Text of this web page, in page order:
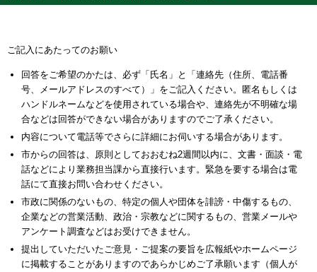
ご記入にあたってのお願い
回答をご希望のかたは、必ず「氏名」と「連絡先（住所、電話番
号、メールアドレスのすべて）」をご記入ください。匿名もしくは
ハンドルネームなどを使用されている場合や、連絡先が不明確な場
合などは回答ができない場合がありますのでご了承ください。
内容について電話等でさらに詳細にお伺いする場合があります。
市からの回答は、原則としておおむね2週間以内に、文書・面談・電
話などにより業務担当課から直接行います。緊急を要する場合は電
話にて直接お問い合わせください。
市政に関係のないもの、特定の個人や団体を誹謗・中傷するもの、
企業などの営業活動、政治・宗教などに関するもの、営業メールや
アンケート調査などはお受けできません。
提出していただいたご意見・ご提案の要旨を広報紙やホームページ
に掲載することがありますのであらかじめご了承願います（個人が